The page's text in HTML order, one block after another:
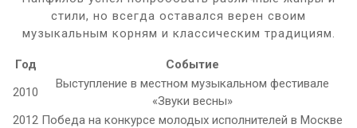
стили, но всегда оставался верен своим
музыкальным корням и классическим традициям.
Год
Событие
2010
Выступление в местном музыкальном фестивале
«Звуки весны»
2012 Победа на конкурсе молодых исполнителей в Москве